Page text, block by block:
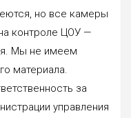
но все камеры
контроле ЦОУ —
Мы не имеем
материала.
за
управления